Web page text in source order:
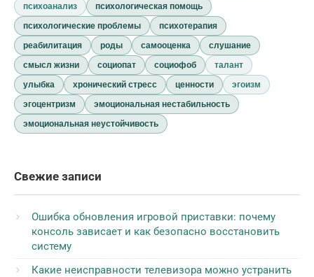
психоанализ
психологическая помощь
психологические проблемы
психотерапия
реабилитация
роды самооценка
слушание
смысл жизни
социопат социофоб
талант
улыбка
хронический стресс ценности
эгоизм
эгоцентризм
эмоциональная нестабильность
эмоциональная неустойчивость
Свежие записи
Ошибка обновления игровой приставки: почему
консоль зависает и как безопасно восстановить
систему
Какие неисправности телевизора можно устранить